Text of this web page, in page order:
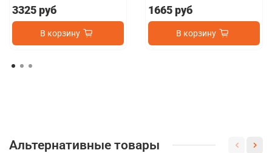
3325 руб
В корзину
1665 руб
В корзину
Альтернативные товары